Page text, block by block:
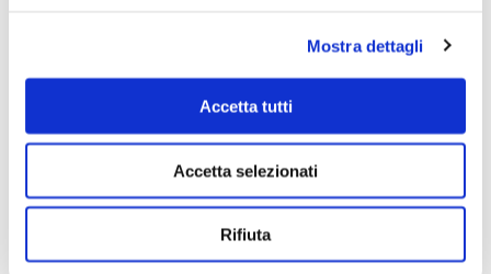
Mostra dettagli
Accetta tutti
Accetta selezionati
Rifiuta